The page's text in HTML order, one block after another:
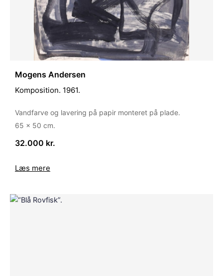
Mogens Andersen
Komposition. 1961.
Vandfarve og lavering på papir monteret på plade.
65 x 50 cm.
32.000 kr.
Læs mere